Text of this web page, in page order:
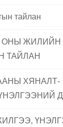
тайлан
ОНЫ ЖИЛИЙН
ТАЙЛАН
ХЯНАЛТ-